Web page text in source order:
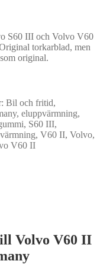
S60 III och Volvo V60
torkarblad, men
original.
Bil och fritid,
, eluppvärmning,
, S60 III,
, V60 II, Volvo,
V60 II
Volvo V60 II